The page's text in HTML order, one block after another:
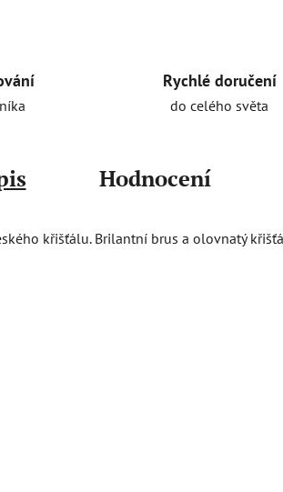
Rychlé doručení
do celého světa
Hodnocení
křišťálu. Brilantní brus a olovnatý